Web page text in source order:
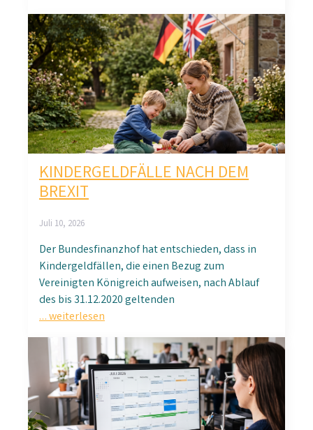
KINDERGELDFÄLLE NACH DEM
BREXIT
Juli 10, 2026
Der Bundesfinanzhof hat entschieden, dass in
Kindergeldfällen, die einen Bezug zum
Vereinigten Königreich aufweisen, nach Ablauf
des bis 31.12.2020 geltenden
… weiterlesen